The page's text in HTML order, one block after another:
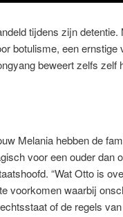
tijdens zijn detentie.
botulisme, een ernstige
beweert zelfs zelf
Melania hebben de
voor een ouder dan
“Wat Otto is
voorkomen waarbij
of de regels